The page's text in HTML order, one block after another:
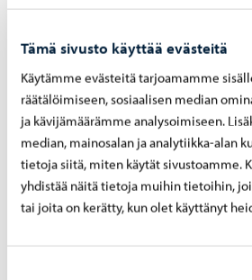
Tämä sivusto käyttää evästeitä
Käytämme evästeitä tarjoamamme
räätälöimiseen, sosiaalisen median
ja kävijämäärämme analysoimiseen.
median, mainosalan ja analytiikka-alan
tietoja siitä, miten käytät sivustoamme.
yhdistää näitä tietoja muihin tietoihin,
tai joita on kerätty, kun olet käyttänyt
vastausta. Kyselyn tavoitteena oli
ajatuksia, selvittää vastaajien toiveita
julkista taidetta sekä kerätä
tarinoita alueelta.
Porvoon päivät 10.6.2023
Tavoitteena oli tavata eri ikäisiä
ja kertoa tulevasta Porvoon